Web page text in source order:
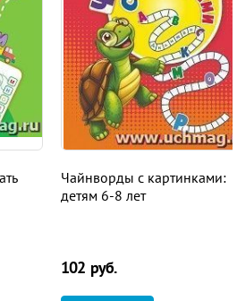
Чайнворды с картинками:
детям 6-8 лет
102 руб.